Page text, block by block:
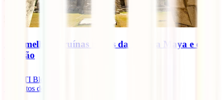
As 6 melhores ruínas maias da Riviera Maya e do
Iucatão
IATI Blog
minutos de leitura